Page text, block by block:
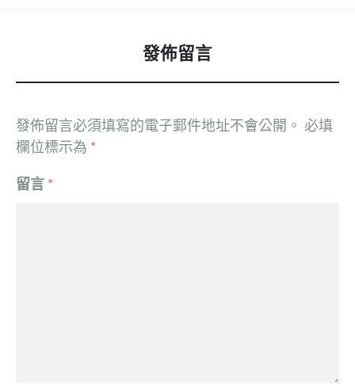
發佈留言
發佈留言必須填寫的電子郵件地址不會公開。 必填
欄位標示為 *
留言 *